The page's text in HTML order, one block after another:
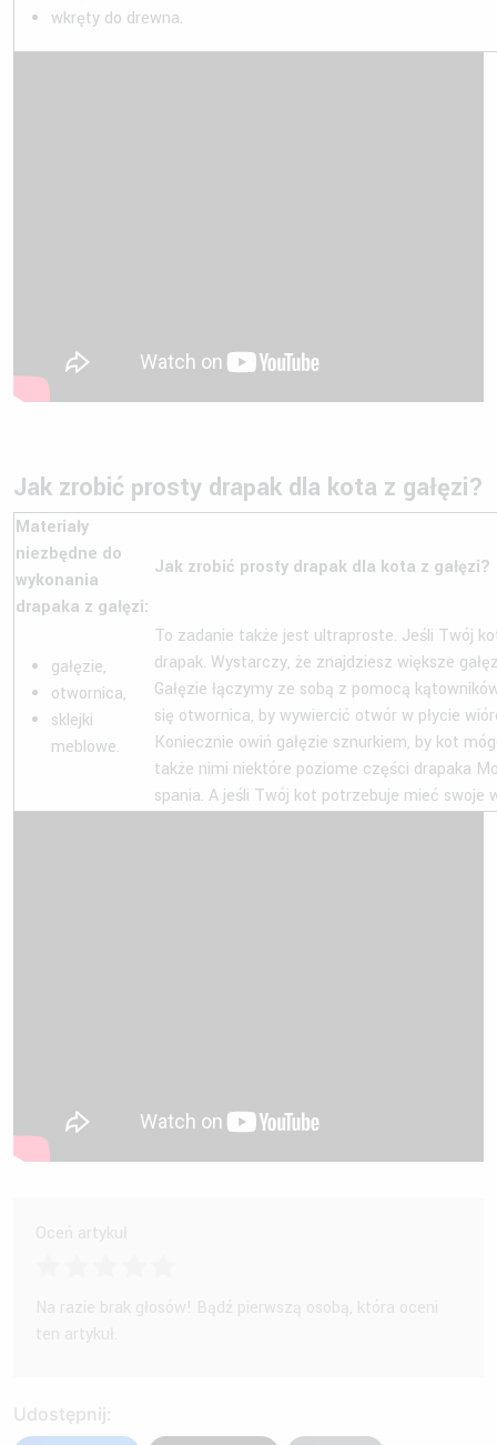
wkręty do drewna.
Jak zrobić prosty drapak dla kota z gałęzi?
Materiały
niezbędne do
wykonania
drapaka z gałęzi:
Jak zrobić prosty drapak dla kota z gałęzi?
gałęzie,
otwornica,
sklejki
meblowe.
To zadanie także jest ultraproste. Jeśli Twój
drapak. Wystarczy, że znajdziesz większe
Gałęzie łączymy ze sobą z pomocą
się otwornica, by wywiercić otwór w płycie
Koniecznie owiń gałęzie sznurkiem, by kot
także nimi niektóre poziome części drapaka
spania. A jeśli Twój kot potrzebuje mieć swoje
Oceń artykuł
Na razie brak głosów! Bądź pierwszą osobą, która oceni
ten artykuł.
Udostępnij: